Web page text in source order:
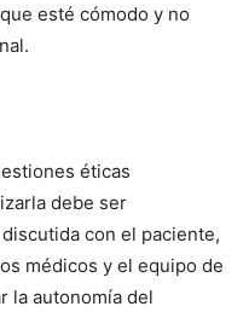
esté cómodo y no
éticas
debe ser
con el paciente,
médicos y el equipo de
la autonomía del